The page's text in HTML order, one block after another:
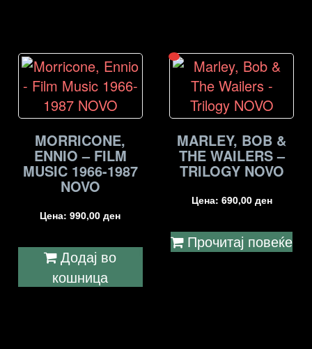
MORRICONE,
ENNIO – FILM
MUSIC 1966-1987
NOVO
Цена:990,00ден
Додај во
кошница
MARLEY, BOB &
THE WAILERS –
TRILOGY NOVO
Цена: 690,00 ден
Прочитај повеќе